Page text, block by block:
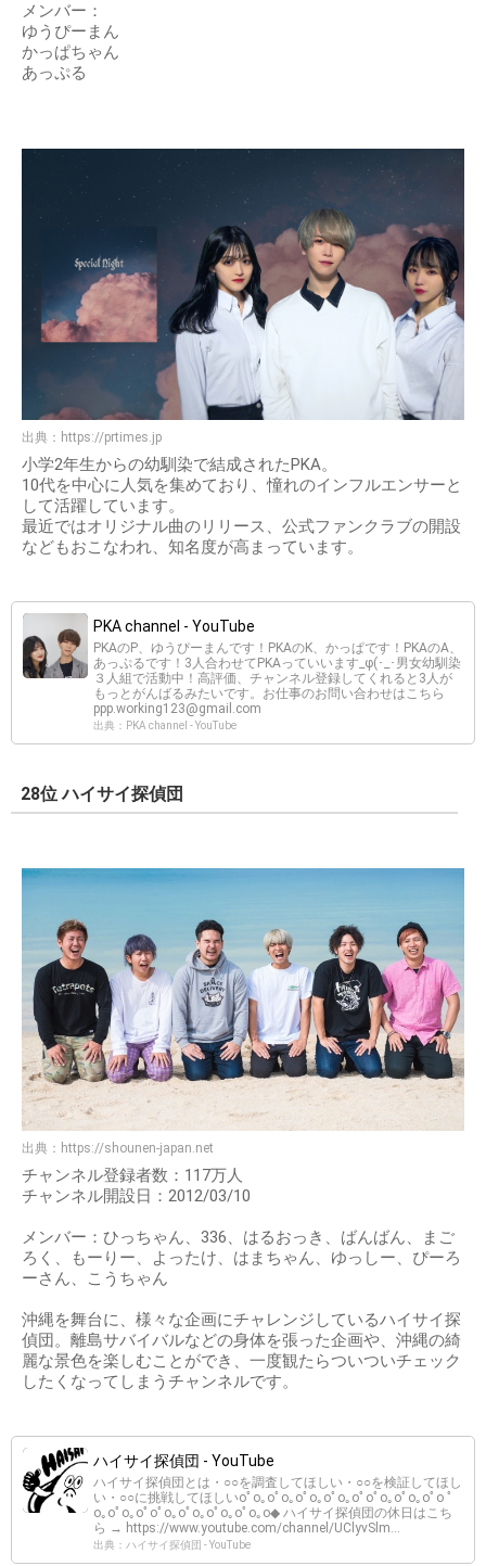
メンバー：
ゆうぴーまん
かっぱちゃん
あっぷる
出典： https://prtimes.jp
小学2年生からの幼馴染で結成されたPKA。
10代を中心に人気を集めており、憧れのインフルエンサーと
して活躍しています。
最近ではオリジナル曲のリリース、公式ファンクラブの開設
などもおこなわれ、知名度が高まっています。
PKA channel - YouTube
PKAのP、ゆうぴーまんです！PKAのK、かっぱです！PKAのA、
あっぷるです！3人合わせてPKAっていいます_φ(･_･男女幼馴染
３人組で活動中！高評価、チャンネル登録してくれると3人が
もっとがんばるみたいです。お仕事のお問い合わせはこちら
ppp.working123@gmail.com
出典：PKA channel - YouTube
28位 ハイサイ探偵団
出典： https://shounen-japan.net
チャンネル登録者数：117万人
チャンネル開設日：2012/03/10
メンバー：ひっちゃん、336、はるおっき、ばんばん、まご
ろく、もーりー、よったけ、はまちゃん、ゆっしー、ぴーろ
ーさん、こうちゃん
沖縄を舞台に、様々な企画にチャレンジしているハイサイ探
偵団。離島サバイバルなどの身体を張った企画や、沖縄の綺
麗な景色を楽しむことができ、一度観たらついついチェック
したくなってしまうチャンネルです。
ハイサイ探偵団 - YouTube
ハイサイ探偵団とは・○○を調査してほしい・○○を検証してほし
い・○○に挑戦してほしいoﾟo｡oﾟo｡oﾟo｡oﾟo｡oﾟoﾟo｡oﾟo｡oﾟo ﾟ
o｡oﾟo｡oﾟoﾟo｡oﾟo｡oﾟo｡oﾟo｡o◆ ハイサイ探偵団の休日はこち
ら → https://www.youtube.com/channel/UClyvSlm...
出典：ハイサイ探偵団 - YouTube